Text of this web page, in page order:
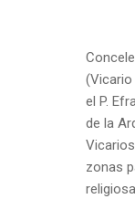
(Vicario
el P.
de la
zonas